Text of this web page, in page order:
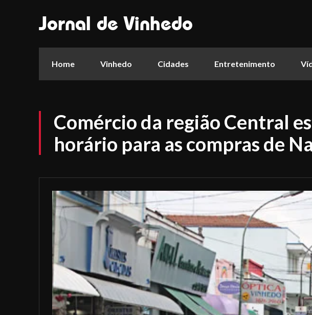
Jornal de Vinhedo
Home Vinhedo Cidades Entretenimento
Comércio da região Central
horário para as compras de